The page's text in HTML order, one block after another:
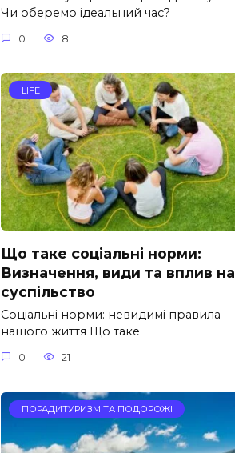
Чи оберемо ідеальний час?
0 8
LIFE
Що таке соціальні норми:
Визначення, види та вплив на
суспільство
Соціальні норми: невидимі правила
нашого життя Що таке
0 21
ПОРАДИТУРИЗМ ТА ПОДОРОЖІ